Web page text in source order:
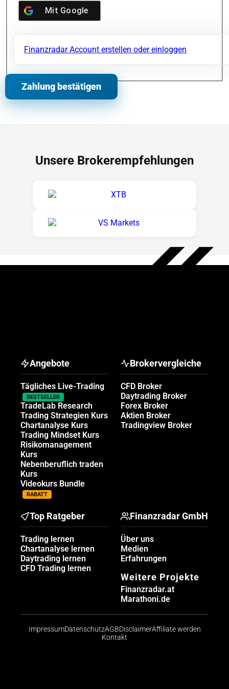
Mit Google
Finanzradar Account erstellen oder einloggen
Unsere Brokerempfehlungen
Angebote
Tägliches Live-Trading
BESTSELLER
TradeLab Research
Trading Strategien Kurs
Chartanalyse Kurs
Trading Mindset Kurs
Risikomanagement
Kurs
Nebenberuflich traden
Kurs
Videokurs Bundle
RABATT
Brokervergleiche
CFD Broker
Daytrading Broker
Forex Broker
Aktien Broker
Tradingview Broker
Top Ratgeber
Trading lernen
Chartanalyse lernen
Daytrading lernen
CFD Trading lernen
Finanzradar GmbH
Über uns
Medien
Erfahrungen
Weitere Projekte
Finanzradar.at
Marathoni.de
ImpressumDatenschutzAGBDisclaimerAffiliate werden
Kontakt